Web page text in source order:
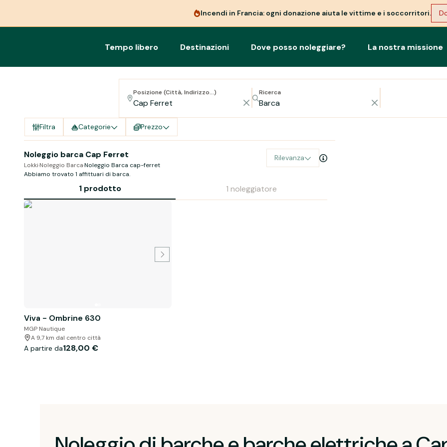
Incendi in Francia: ogni donazione aiuta le vittime e i soccorritori.
Tempo libero Destinazioni Dove posso noleggiare? La nostra missione
Posizione (Città, Indirizzo...) Ricerca
Filtra Categorie Prezzo
Noleggio barca Cap Ferret
Lokki·Noleggio Barca·Noleggio Barca cap-ferret
Abbiamo trovato 1 affittuari di barca.
Rilevanza
1 prodotto 1 noleggiatore
Viva - Ombrine 630
MGP Nautique
A 9,7 km dal centro città
A partire da128,00 €